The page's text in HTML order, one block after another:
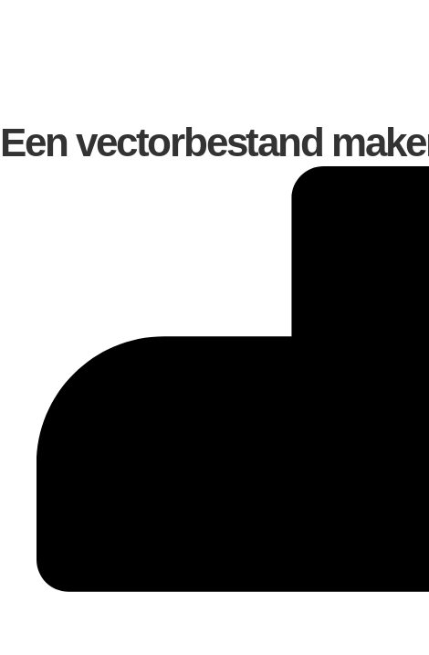
Een vectorbestand